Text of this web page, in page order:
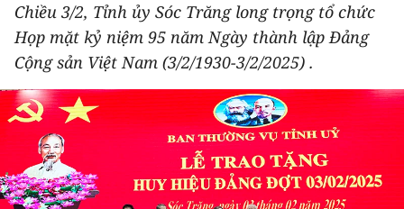
PHÁP LUẬT
DU LỊCH
THẾ GIỚI
THỂ THAO
GIÁO DỤC
Chiều 3/2, Tỉnh ủy Sóc Trăng long trọng tổ chức
Họp mặt kỷ niệm 95 năm Ngày thành lập Đảng
Cộng sản Việt Nam (3/2/1930-3/2/2025) .